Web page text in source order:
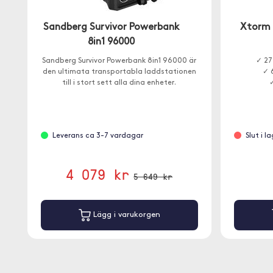
Sandberg Survivor Powerbank
8in1 96000
Sandberg Survivor Powerbank 8in1 96000 är
den ultimata transportabla laddstationen
till i stort sett alla dina enheter.
Leverans ca 3-7 vardagar
4 079 kr 5 649 kr
Lägg i varukorgen
Xtorm
✓
✓
Slut i